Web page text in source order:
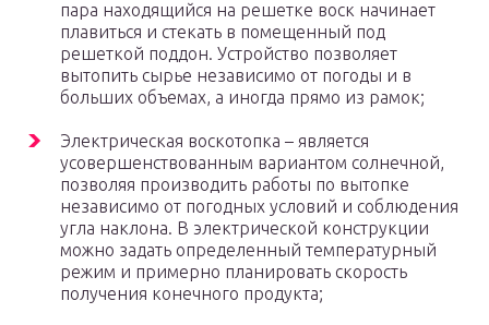
пара находящийся на решетке воск начинает
плавиться и стекать в помещенный под
решеткой поддон. Устройство позволяет
вытопить сырье независимо от погоды и в
больших объемах, а иногда прямо из рамок;
Электрическая воскотопка – является
усовершенствованным вариантом солнечной,
позволяя производить работы по вытопке
независимо от погодных условий и соблюдения
угла наклона. В электрической конструкции
можно задать определенный температурный
режим и примерно планировать скорость
получения конечного продукта;